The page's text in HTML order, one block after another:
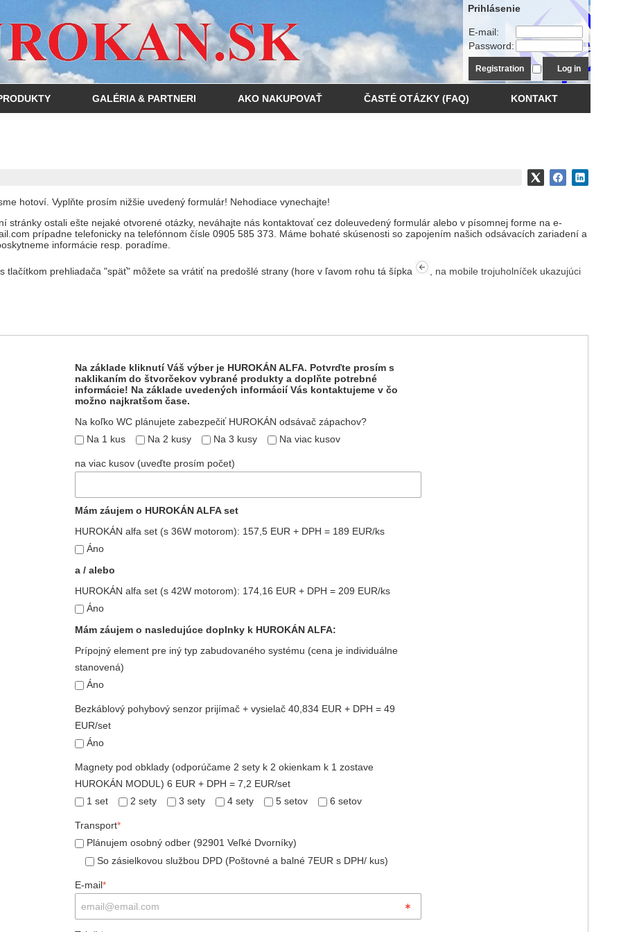
Prihlásenie
E-mail:
Password:
Registration Log in
GALÉRIA & PARTNERI AKO NAKUPOVAŤ ČASTÉ OTÁZKY (FAQ) KONTAKT
hotoví. Vyplňte prosím nižšie uvedený formulár! Nehodiace vynechajte!
stránky ostali ešte nejaké otvorené otázky, neváhajte nás kontaktovať cez doleuvedený formulár alebo v písomnej forme na e-
prípadne telefonicky na telefónnom čísle 0905 585 373. Máme bohaté skúsenosti so zapojením našich odsávacích zariadení a
informácie resp. poradíme.
tlačítkom prehliadača "späť" môžete sa vrátiť na predošlé strany (hore v ľavom rohu tá šípka , na mobile trojuholníček ukazujúci
Na základe kliknutí Váš výber je HUROKÁN ALFA. Potvrďte prosím s
naklikaním do štvorčekov vybrané produkty a doplňte potrebné
informácie! Na základe uvedených informácií Vás kontaktujeme v čo
možno najkratšom čase.
Na koľko WC plánujete zabezpečiť HUROKÁN odsávač zápachov?
Na 1 kus
Na 2 kusy Na 3 kusy Na viac kusov
na viac kusov (uveďte prosím počet)
Mám záujem o HUROKÁN ALFA set
HUROKÁN alfa set (s 36W motorom): 157,5 EUR + DPH = 189 EUR/ks
Áno
a / alebo
HUROKÁN alfa set (s 42W motorom): 174,16 EUR + DPH = 209 EUR/ks
Áno
Mám záujem o nasledujúce doplnky k HUROKÁN ALFA:
Prípojný element pre iný typ zabudovaného systému (cena je individuálne
stanovená)
Áno
Bezkáblový pohybový senzor prijímač + vysielač 40,834 EUR + DPH = 49
EUR/set
Áno
Magnety pod obklady (odporúčame 2 sety k 2 okienkam k 1 zostave
HUROKÁN MODUL) 6 EUR + DPH = 7,2 EUR/set
1 set
2 sety 3 sety 4 sety 5 setov 6 setov
Transport*
Plánujem osobný odber (92901 Veľké Dvorníky)
So zásielkovou službou DPD (Poštovné a balné 7EUR s DPH/ kus)
E-mail*